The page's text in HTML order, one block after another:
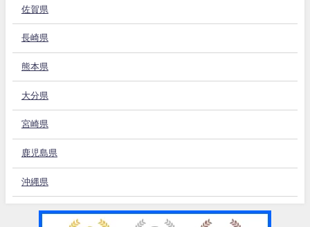
佐賀県
長崎県
熊本県
大分県
宮崎県
鹿児島県
沖縄県